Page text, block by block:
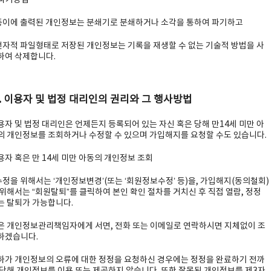
이에 출력된 개인정보는 분쇄기로 분쇄하거나 소각을 통하여 파기하고
자적 파일형태로 저장된 개인정보는 기록을 재생할 수 없는 기술적 방법을 사
여 삭제합니다.
이용자 및 법정 대리인의 권리와 그 행사방법
자 및 법정 대리인은 언제든지 등록되어 있는 자신 혹은 당해 만14세 미만 아
개인정보를 조회하거나 수정할 수 있으며 가입해지를 요청할 수도 있습니다.
자 혹은 만 14세 미만 아동의 개인정보 조회
정을 위해서는 ‘개인정보변경’(또는 ‘회원정보수정’ 등)을, 가입해지(동의철회)
해서는 “회원탈퇴”를 클릭하여 본인 확인 절차를 거치신 후 직접 열람, 정정
탈퇴가 가능합니다.
개인정보관리책임자에게 서면, 전화 또는 이메일로 연락하시면 지체없이 조
겠습니다.
가 개인정보의 오류에 대한 정정을 요청하신 경우에는 정정을 완료하기 전까